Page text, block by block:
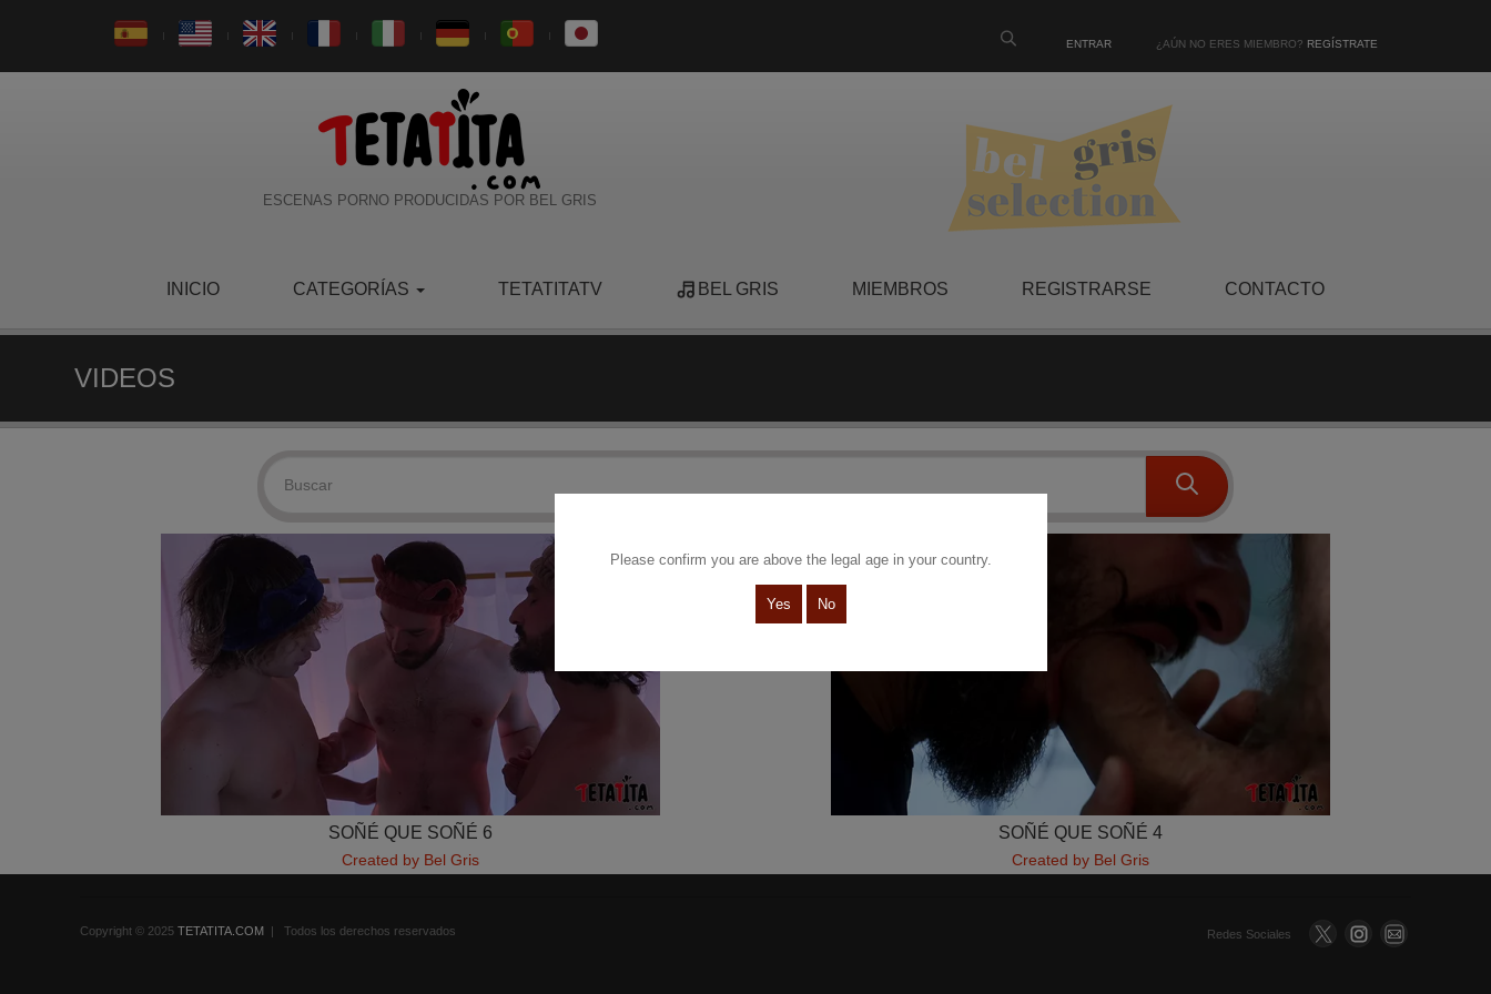
ENTRAR ¿AÚN NO ERES MIEMBRO? REGÍSTRATE
ESCENAS PORNO PRODUCIDAS POR BEL GRIS
INICIO CATEGORÍAS TETATITATV BEL GRIS MIEMBROS REGISTRARSE CONTACTO
VIDEOS
SOÑÉ QUE SOÑÉ 6
Created by Bel Gris
SOÑÉ QUE SOÑÉ 4
Created by Bel Gris
Copyright © 2025 TETATITA.COM | Todos los derechos reservados Redes Sociales
Please confirm you are above the legal age in your country.
Yes No